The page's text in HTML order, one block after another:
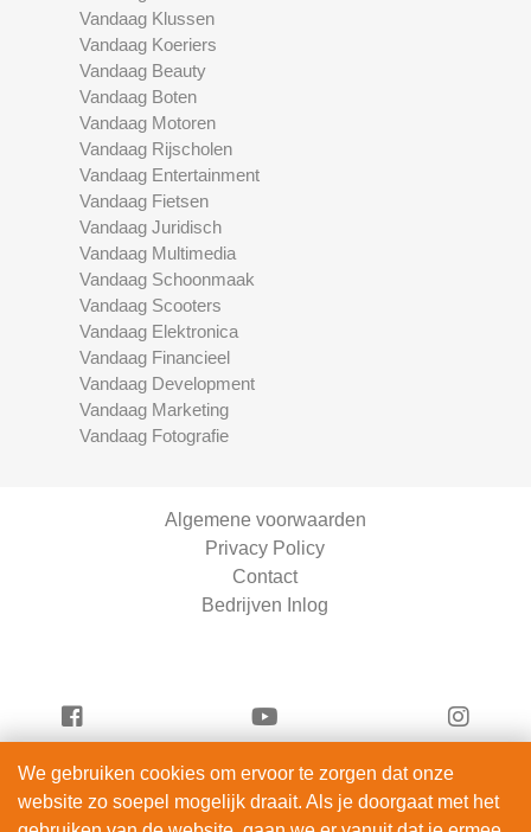
Vandaag Klussen
Vandaag Koeriers
Vandaag Beauty
Vandaag Boten
Vandaag Motoren
Vandaag Rijscholen
Vandaag Entertainment
Vandaag Fietsen
Vandaag Juridisch
Vandaag Multimedia
Vandaag Schoonmaak
Vandaag Scooters
Vandaag Elektronica
Vandaag Financieel
Vandaag Development
Vandaag Marketing
Vandaag Fotografie
Algemene voorwaarden
Privacy Policy
Contact
Bedrijven Inlog
Serviceright Schoonmaak is onderdeel van
ServiceRight B.V. | KVK 90914872
We gebruiken cookies om ervoor te zorgen dat onze
website zo soepel mogelijk draait. Als je doorgaat met het